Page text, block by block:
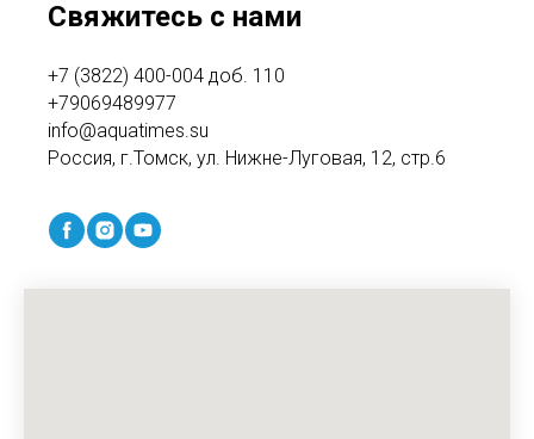
Свяжитесь с нами
+7 (3822) 400-004 доб. 110
+79069489977
info@aquatimes.su
Россия, г.Томск, ул. Нижне-Луговая, 12, стр.6